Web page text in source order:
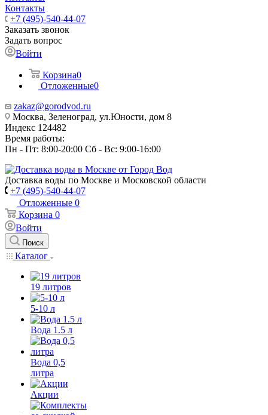
Контакты
+7 (495)-540-44-07
Заказать звонок
Задать вопрос
Войти
Корзина0
Отложенные0
zakaz@gorodvod.ru
Москва, Зеленоград, ул.Юности, дом 8
Индекс 124482
Время работы:
Пн - Пт: 8:00-20:00 Сб - Вс: 9:00-16:00
Доставка воды по Москве и Московской области
+7 (495)-540-44-07
Отложенные 0
Корзина 0
Войти
Поиск
Каталог
19 литров
5-10 л
Вода 1.5 л
Вода 0,5
литра
Акции